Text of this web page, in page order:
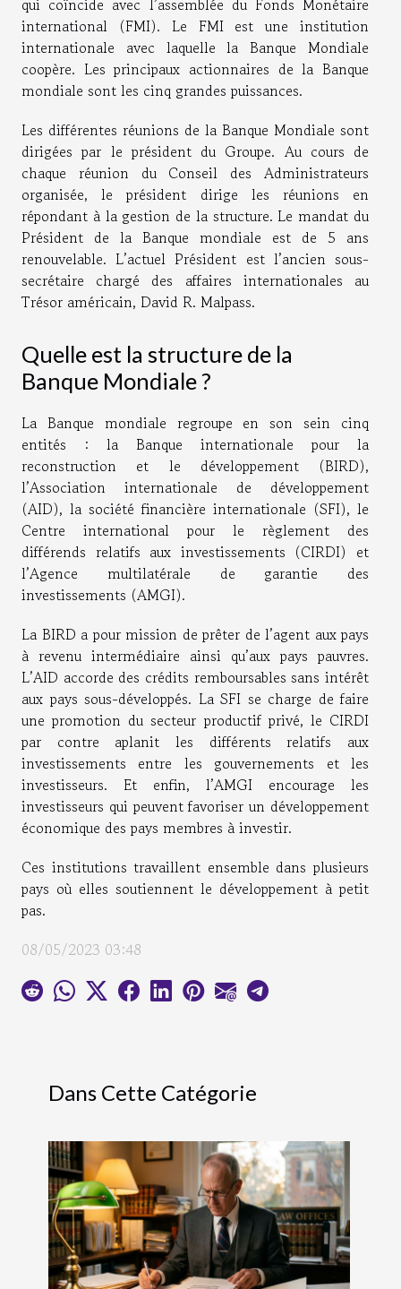
qui coïncide avec l’assemblée du Fonds Monétaire
international (FMI). Le FMI est une institution
internationale avec laquelle la Banque Mondiale
coopère. Les principaux actionnaires de la Banque
mondiale sont les cinq grandes puissances.
Les différentes réunions de la Banque Mondiale sont
dirigées par le président du Groupe. Au cours de
chaque réunion du Conseil des Administrateurs
organisée, le président dirige les réunions en
répondant à la gestion de la structure. Le mandat du
Président de la Banque mondiale est de 5 ans
renouvelable. L’actuel Président est l’ancien sous-
secrétaire chargé des affaires internationales au
Trésor américain, David R. Malpass.
Quelle est la structure de la
Banque Mondiale ?
La Banque mondiale regroupe en son sein cinq
entités : la Banque internationale pour la
reconstruction et le développement (BIRD),
l’Association internationale de développement
(AID), la société financière internationale (SFI), le
Centre international pour le règlement des
différends relatifs aux investissements (CIRDI) et
l’Agence multilatérale de garantie des
investissements (AMGI).
La BIRD a pour mission de prêter de l’agent aux pays
à revenu intermédiaire ainsi qu’aux pays pauvres.
L’AID accorde des crédits remboursables sans intérêt
aux pays sous-développés. La SFI se charge de faire
une promotion du secteur productif privé, le CIRDI
par contre aplanit les différents relatifs aux
investissements entre les gouvernements et les
investisseurs. Et enfin, l’AMGI encourage les
investisseurs qui peuvent favoriser un développement
économique des pays membres à investir.
Ces institutions travaillent ensemble dans plusieurs
pays où elles soutiennent le développement à petit
pas.
08/05/2023 03:48
Dans Cette Catégorie